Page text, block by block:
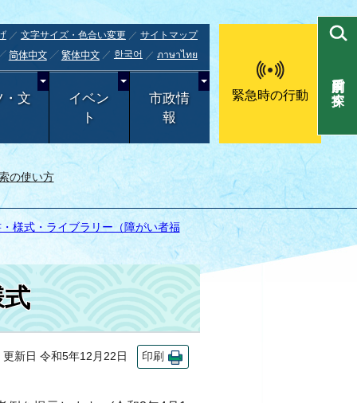
文字サイズ・色合い変更
サイトマップ
简体中文 繁体中文 한국어 ภาษาไทย
・文
イベン
ト
市政情
報
緊急時の行動
の使い方
目的別で探す
様式・ライブラリー（障がい者福
新日 令和5年12月22日 印刷